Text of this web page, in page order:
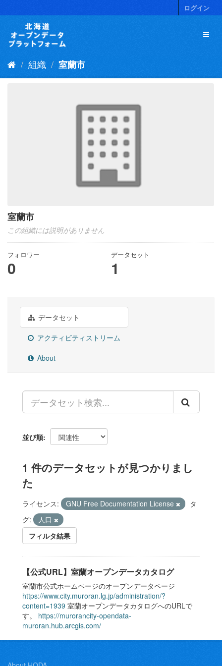
キ
ログイン
組織 室蘭市
室蘭市
この組織には説明がありません
フォロワー
0
データセット
1
データセット
アクティビティストリーム
About
並び順
1 件のデータセットが見つかりまし
た
ライセンス: GNU Free Documentation License
タ
グ:
人口
フィルタ結果
【公式URL】室蘭オープンデータカタログ
室蘭市公式ホームページのオープンデータページ
https://www.city.muroran.lg.jp/administration/?
content=1939 室蘭オープンデータカタログへのURLで
す。 https://murorancity-opendata-
muroran.hub.arcgis.com/